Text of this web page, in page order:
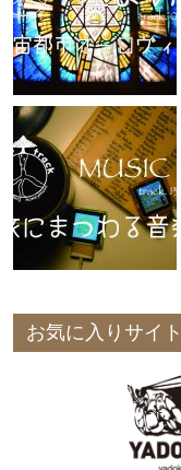
お気に入りサイト